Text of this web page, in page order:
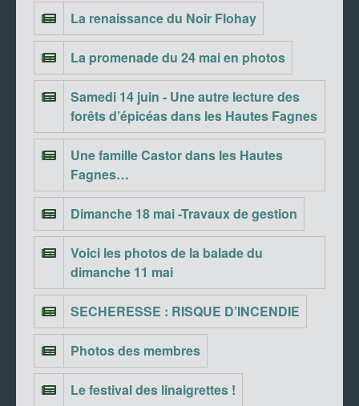
La renaissance du Noir Flohay
La promenade du 24 mai en photos
Samedi 14 juin - Une autre lecture des
forêts d’épicéas dans les Hautes Fagnes
Une famille Castor dans les Hautes
Fagnes…
Dimanche 18 mai -Travaux de gestion
Voici les photos de la balade du
dimanche 11 mai
SECHERESSE : RISQUE D’INCENDIE
Photos des membres
Le festival des linaigrettes !